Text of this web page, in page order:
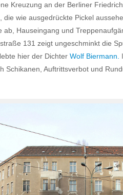
Kreuzung an der Berliner
wie ausgedrückte Pickel
Hauseingang und
131 zeigt ungeschminkt die
hier der Dichter Wolf Biermann.
Schikanen, Auftrittsverbot und